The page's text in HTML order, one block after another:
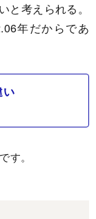
と考えられる。
年だからであ
い
す。